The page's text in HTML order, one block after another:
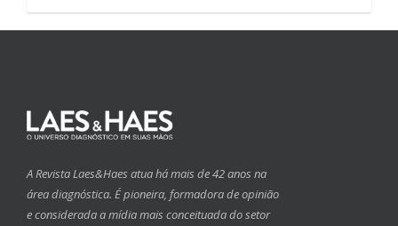
A Revista Laes&Haes atua há mais de 42 anos na
área diagnóstica. É pioneira, formadora de opinião
e considerada a mídia mais conceituada do setor